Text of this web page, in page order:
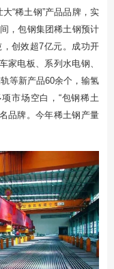
“稀土钢”产品品牌，实
，包钢集团稀土钢预计
创效超7亿元。成功开
家电板、系列水电钢、
等新产品60余个，输氢
市场空白，“包钢稀土
品牌。今年稀土钢产量